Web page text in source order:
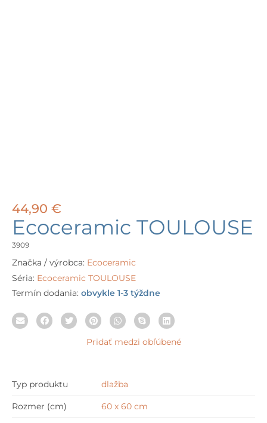
44,90 €
Ecoceramic TOULOUSE
3909
Značka / výrobca: Ecoceramic
Séria: Ecoceramic TOULOUSE
Termín dodania: obvykle 1-3 týždne
Pridať medzi obľúbené
Typ produktu dlažba
Rozmer (cm) 60 x 60 cm